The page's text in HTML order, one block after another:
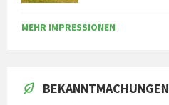
MEHR IMPRESSIONEN
BEKANNTMACHUNGEN